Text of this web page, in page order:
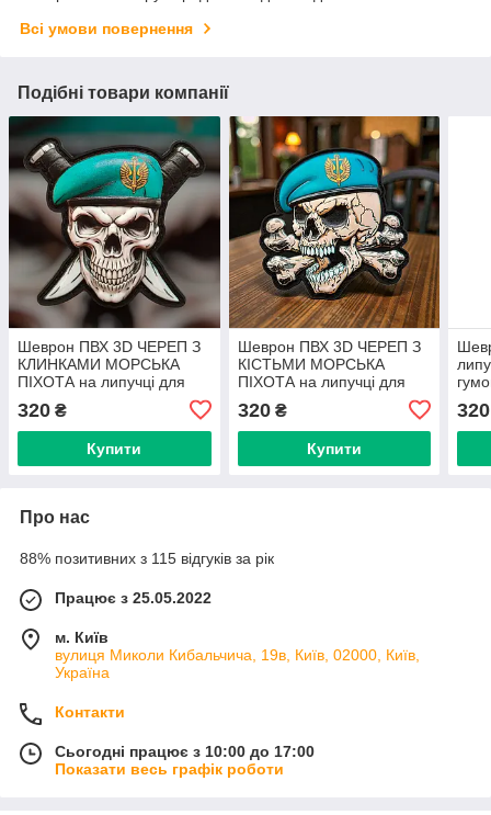
Всі умови повернення
Подібні товари компанії
Шеврон ПВХ 3D ЧЕРЕП З
КЛИНКАМИ МОРСЬКА
ПІХОТА на липучці для
320 ₴
Купити
Шеврон ПВХ 3D ЧЕРЕП З
КІСТЬМИ МОРСЬКА
ПІХОТА на липучці для
320₴
Купити
320
Про нас
88% позитивних з 115 відгуків за рік
Працює з 25.05.2022
м. Київ
вулиця Миколи Кибальчича, 19в, Київ, 02000, Київ,
Україна
Контакти
Сьогодні працює з 10:00 до 17:00
Показати весь графік роботи